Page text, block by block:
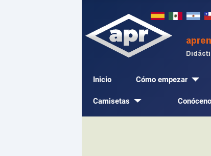
Inicio Cómo empezar
Camisetas